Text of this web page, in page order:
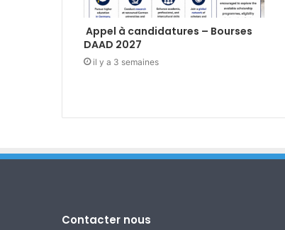
Appel à candidatures – Bourses
DAAD 2027
il y a 3 semaines
Contacter nous